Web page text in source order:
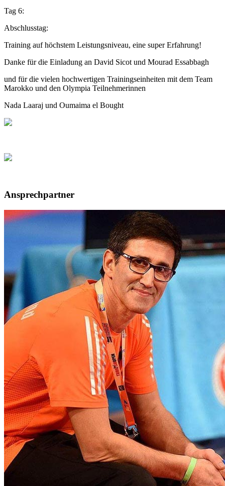
Tag 6:
Abschlusstag:
Training auf höchstem Leistungsniveau, eine super Erfahrung!
Danke für die Einladung an David Sicot und Mourad Essabbagh
und für die vielen hochwertigen Trainingseinheiten mit dem Team
Marokko und den Olympia Teilnehmerinnen
Nada Laaraj und Oumaima el Bought
Ansprechpartner